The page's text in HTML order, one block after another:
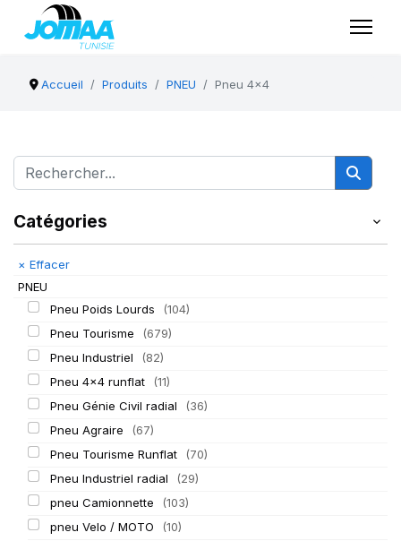
Accueil Produits PNEU Pneu 4x4
Catégories
× Effacer
PNEU
Pneu Poids Lourds
(104)
Pneu Tourisme
(679)
Pneu Industriel
(82)
Pneu 4x4 runflat
(11)
Pneu Génie Civil radial
(36)
Pneu Agraire
(67)
Pneu Tourisme Runflat
(70)
Pneu Industriel radial
(29)
pneu Camionnette
(103)
pneu Velo / MOTO
(10)